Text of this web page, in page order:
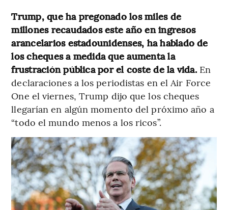
Trump, que ha pregonado los miles de
millones recaudados este año en ingresos
arancelarios estadounidenses, ha hablado de
los cheques a medida que aumenta la
frustración pública por el coste de la vida.En
declaraciones a los periodistas en el Air Force
One el viernes, Trump dijo que los cheques
llegarían en algún momento del próximo año a
“todo el mundo menos a los ricos”.